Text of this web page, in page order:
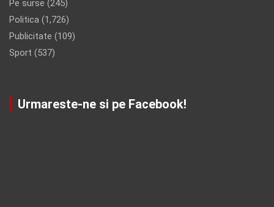
Pe surse (245)
Politica (1,726)
Publicitate (109)
Sport (537)
Urmareste-ne si pe Facebook!